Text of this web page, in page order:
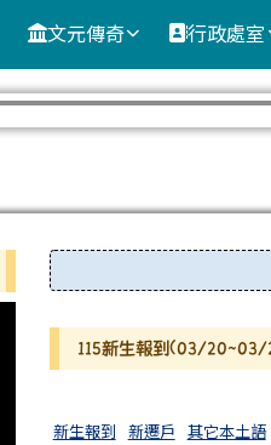
文元傳奇 行政處室
上中區域內容
115新生報到(03/20~03/
新生報到 新遷戶 其它本土語